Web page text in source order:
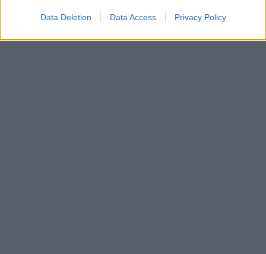
Data Deletion Data Access Privacy Policy
teljesítményértékelés